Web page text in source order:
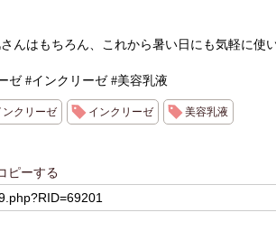
んはもちろん、これから暑い日にも気軽に使
ゼ #インクリーゼ #美容乳液
ンクリーゼ インクリーゼ 美容乳液
ピーする